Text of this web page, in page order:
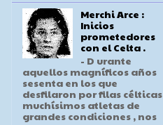
Merchi Arce :
Inicios
prometedores
con el Celta .
- D urante
aquellos magníficos años
sesenta en los que
desfilaron por filas célticas
muchísimos atletas de
grandes condiciones , nos